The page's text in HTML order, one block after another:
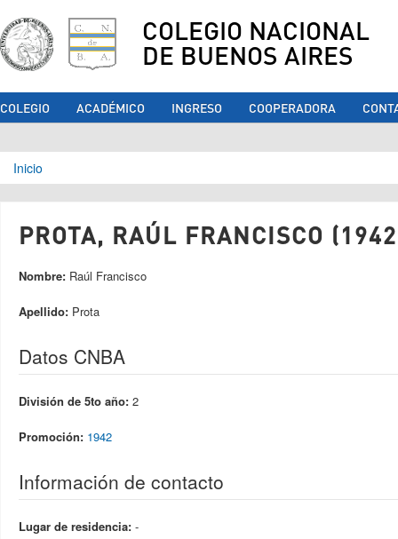
COLEGIO NACIONAL
DE BUENOS AIRES
COLEGIO ACADÉMICO INGRESO COOPERADORA
Se encuentra usted aquí
Inicio
PROTA, RAÚL FRANCISCO
Nombre: Raúl Francisco
Apellido: Prota
Datos CNBA
División de 5to año: 2
Promoción: 1942
Información de contacto
Lugar de residencia: -